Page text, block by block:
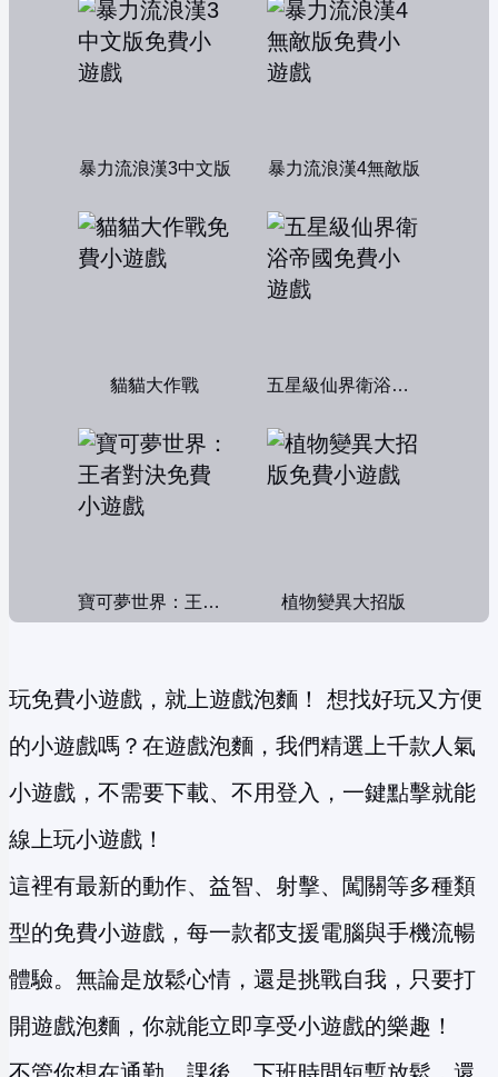
暴力流浪漢3中文版 暴力流浪漢4無敵版
貓貓大作戰 五星級仙界衛浴帝國
寶可夢世界：王者對決 植物變異大招版
玩免費小遊戲，就上遊戲泡麵！ 想找好玩又方便
的小遊戲嗎？在遊戲泡麵，我們精選上千款人氣
小遊戲，不需要下載、不用登入，一鍵點擊就能
線上玩小遊戲！
這裡有最新的動作、益智、射擊、闖關等多種類
型的免費小遊戲，每一款都支援電腦與手機流暢
體驗。無論是放鬆心情，還是挑戰自我，只要打
開遊戲泡麵，你就能立即享受小遊戲的樂趣！